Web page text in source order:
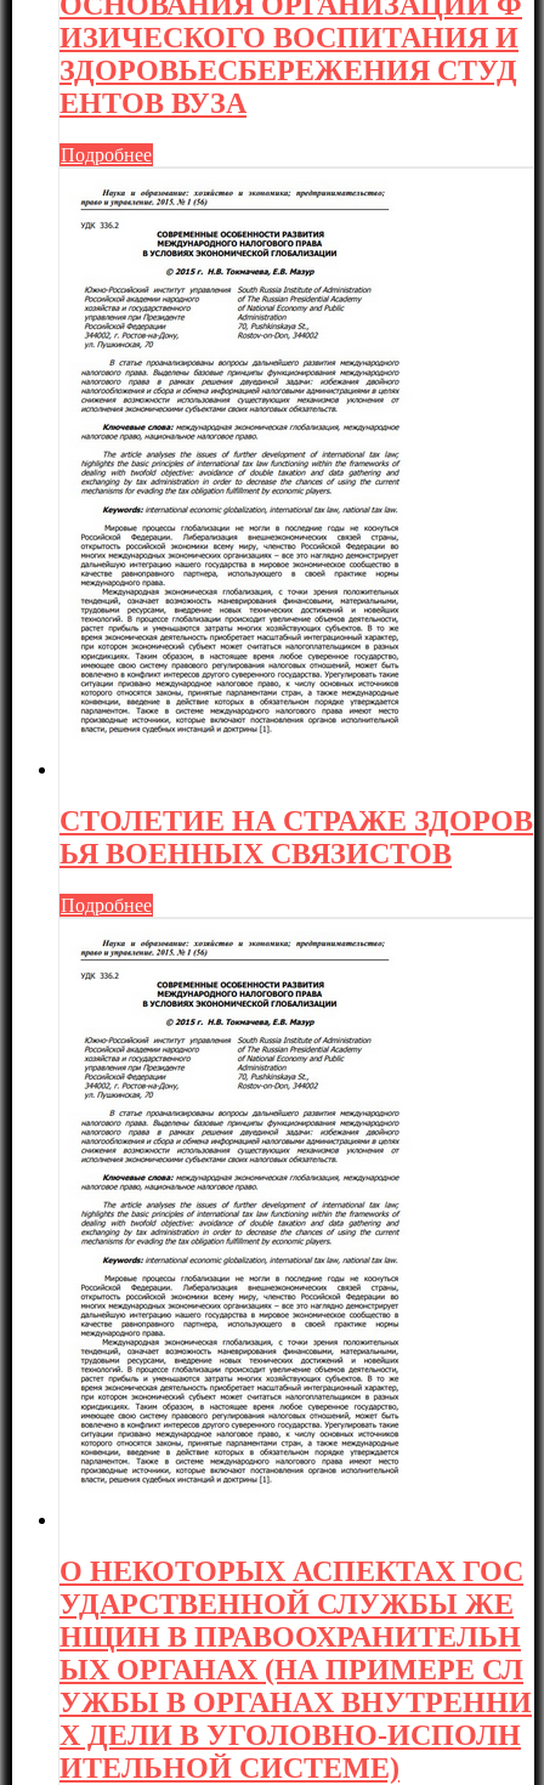
ИЗИЧЕСКОГО ВОСПИТАНИЯ И
ЗДОРОВЬЕСБЕРЕЖЕНИЯ СТУД
ЕНТОВ ВУЗА
Подробнее
СТОЛЕТИЕ НА СТРАЖЕ ЗДОРОВ
ЬЯ ВОЕННЫХ СВЯЗИСТОВ
Подробнее
О НЕКОТОРЫХ АСПЕКТАХ ГОС
УДАРСТВЕННОЙ СЛУЖБЫ ЖЕ
НЩИН В ПРАВООХРАНИТЕЛЬН
ЫХ ОРГАНАХ (НА ПРИМЕРЕ СЛ
УЖБЫ В ОРГАНАХ ВНУТРЕННИ
Х ДЕЛИ В УГОЛОВНО-ИСПОЛН
ИТЕЛЬНОЙ СИСТЕМЕ)